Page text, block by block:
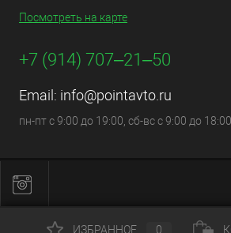
Посмотреть на карте
+7 (914) 707‒21‒50
Email: info@pointavto.ru
пн-пт с 9:00 до 19:00, сб-вс с 9:00 до 18:00
ИЗБРАННОЕ 0